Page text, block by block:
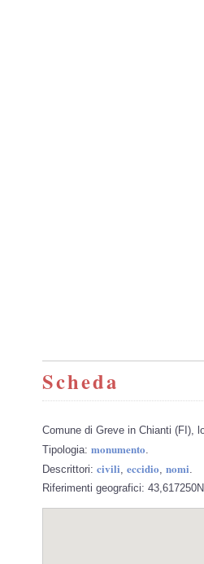
Scheda
Comune di Greve in Chianti (FI),
Tipologia: monumento
Descrittori: civili eccidio nomi
Riferimenti geografici: